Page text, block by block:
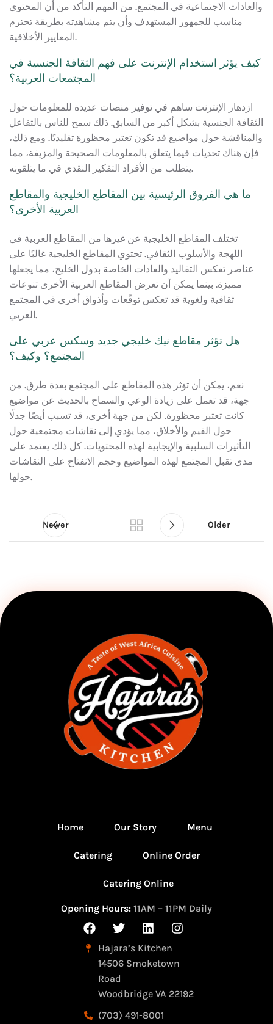
والعادات الاجتماعية في المجتمع. من المهم التأكد من أن المحتوى
مناسب للجمهور المستهدف وأن يتم مشاهدته بطريقة تحترم
المعايير الأخلاقية.
كيف يؤثر استخدام الإنترنت على فهم الثقافة الجنسية في
المجتمعات العربية؟
ازدهار الإنترنت ساهم في توفير منصات عديدة للمعلومات حول
الثقافة الجنسية بشكل أكبر من السابق. ذلك سمح للناس بالتفاعل
والمناقشة حول مواضيع قد تكون تعتبر محظورة تقليديًا. ومع ذلك،
فإن هناك تحديات فيما يتعلق بالمعلومات الصحيحة والمزيفة، مما
يتطلب من الأفراد التفكير النقدي في ما يتلقونه.
ما هي الفروق الرئيسية بين المقاطع الخليجية والمقاطع
العربية الأخرى؟
تختلف المقاطع الخليجية عن غيرها من المقاطع العربية في
اللهجة والأسلوب الثقافي. تحتوي المقاطع الخليجية غالبًا على
عناصر تعكس التقاليد والعادات الخاصة بدول الخليج، مما يجعلها
مميزة. بينما يمكن أن تعرض المقاطع العربية الأخرى تنوعات
ثقافية ولغوية قد تعكس توقّعات وأذواق أخرى في المجتمع
العربي.
هل تؤثر مقاطع نيك خليجي جديد وسكس عربي على
المجتمع؟ وكيف؟
نعم، يمكن أن تؤثر هذه المقاطع على المجتمع بعدة طرق. من
جهة، قد تعمل على زيادة الوعي والسماح بالحديث عن مواضيع
كانت تعتبر محظورة. لكن من جهة أخرى، قد تسبب أيضًا جدلًا
حول القيم والأخلاق، مما يؤدي إلى نقاشات مجتمعية حول
التأثيرات السلبية والإيجابية لهذه المحتويات. كل ذلك يعتمد على
مدى تقبل المجتمع لهذه المواضيع وحجم الانفتاح على النقاشات
حولها.
Newer Older
Home Our Story Menu
Catering Online Order
Catering Online
Opening Hours: 11AM – 11PM Daily
Hajara’s Kitchen
14506 Smoketown
Road
Woodbridge VA 22192
(703) 491-8001